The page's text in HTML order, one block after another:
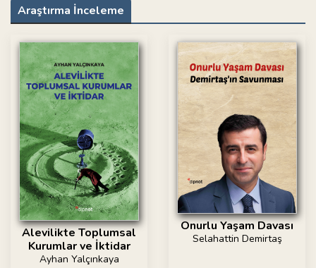
Araştırma İnceleme
Alevilikte Toplumsal
Kurumlar ve İktidar
Ayhan Yalçınkaya
Onurlu Yaşam Davası
Selahattin Demirtaş